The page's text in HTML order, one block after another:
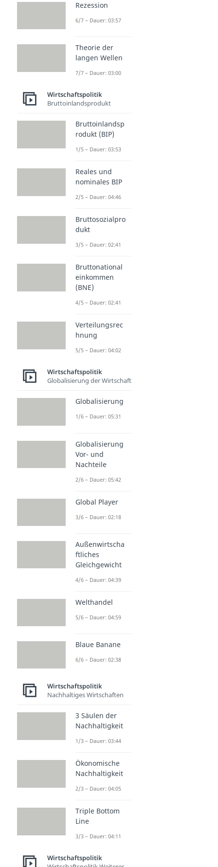
Rezession
6/7 – Dauer: 03:57
Theorie der
langen Wellen
7/7 – Dauer: 03:00
Wirtschaftspolitik
Bruttoinlandsprodukt
Bruttoinlandsp
rodukt (BIP)
1/5 – Dauer: 03:53
Reales und
nominales BIP
2/5 – Dauer: 04:46
Bruttosozialpro
dukt
3/5 – Dauer: 02:41
Bruttonational
einkommen
(BNE)
4/5 – Dauer: 02:41
Verteilungsrec
hnung
5/5 – Dauer: 04:02
Wirtschaftspolitik
Globalisierung der Wirtschaft
Globalisierung
1/6 – Dauer: 05:31
Globalisierung
Vor- und
Nachteile
2/6 – Dauer: 05:42
Global Player
3/6 – Dauer: 02:18
Außenwirtscha
ftliches
Gleichgewicht
4/6 – Dauer: 04:39
Welthandel
5/6 – Dauer: 04:59
Blaue Banane
6/6 – Dauer: 02:38
Wirtschaftspolitik
Nachhaltiges Wirtschaften
3 Säulen der
Nachhaltigkeit
1/3 – Dauer: 03:44
Ökonomische
Nachhaltigkeit
2/3 – Dauer: 04:05
Triple Bottom
Line
3/3 – Dauer: 04:11
Wirtschaftspolitik